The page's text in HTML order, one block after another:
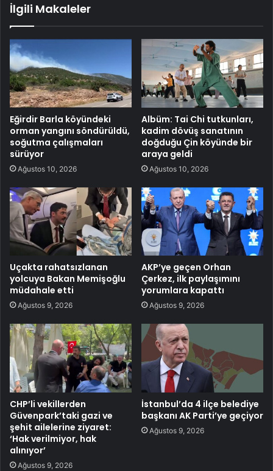
İlgili Makaleler
Eğirdir Barla köyündeki
orman yangını söndürüldü,
soğutma çalışmaları
sürüyor
Ağustos 10, 2026
Albüm: Tai Chi tutkunları,
kadim dövüş sanatının
doğduğu Çin köyünde bir
araya geldi
Ağustos 10, 2026
Uçakta rahatsızlanan
yolcuya Bakan Memişoğlu
müdahale etti
Ağustos 9, 2026
AKP’ye geçen Orhan
Çerkez, ilk paylaşımını
yorumlara kapattı
Ağustos 9, 2026
CHP’li vekillerden
Güvenpark’taki gazi ve
şehit ailelerine ziyaret:
‘Hak verilmiyor, hak
alınıyor’
Ağustos 9, 2026
İstanbul’da 4 ilçe belediye
başkanı AK Parti’ye geçiyor
Ağustos 9, 2026